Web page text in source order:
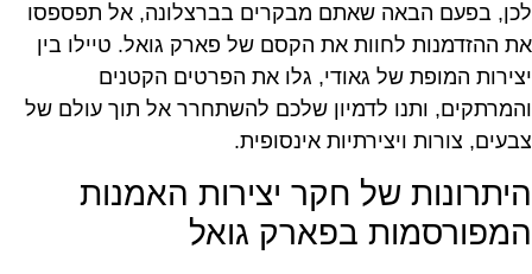
לכן, בפעם הבאה שאתם מבקרים בברצלונה, אל תפספסו
את ההזדמנות לחוות את הקסם של פארק גואל. טיילו בין
יצירות המופת של גאודי, גלו את הפרטים הקטנים
והמרתקים, ותנו לדמיון שלכם להשתחרר אל תוך עולם של
צבעים, צורות ויצירתיות אינסופית.
היתרונות של חקר יצירות האמנות
המפורסמות בפארק גואל